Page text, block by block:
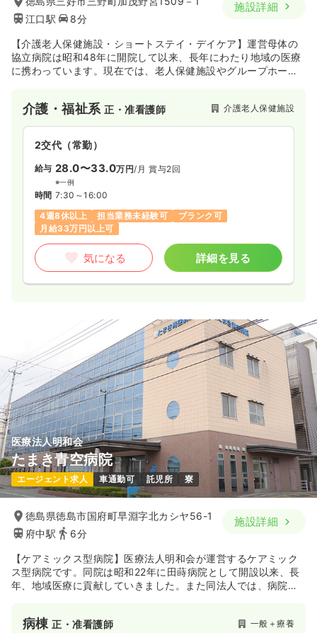
江口駅
8分
施設詳細
【介護老人保健施設・ショートステイ・デイケア】運営母体の
協立病院は昭和48年に開院して以来、長年にわたり地域の医療
に携わっています。現在では、老人保健施設やグループホーム
位置しており、紅葉温泉や金剛の滝などの豊かな自然に囲まれ
た介護老人保健施設です。
介護・福祉系正・准看護師 介護老人保健施設
2交代（常勤）
給与 28.0〜33.0万円/月 賞与2回
※一例
時間 7:30～16:00
4週8休以上
担当業務未経験可
ブランク可
月給33万円以上可
気になる 詳細を見る
医療法人明和会
たまき青空病院
エージェント求人 車通勤可 託児所 寮
徳島県徳島市国府町早淵字北カシヤ56-1
府中駅
6分
施設詳細
【ケアミックス型病院】医療法人明和会が運営するケアミック
ス型病院です。同院は昭和22年に田蒔病院として開設以来、長
年、地域医療に貢献していきました。また同法人では、病院・
開し、地域の方々の健康・暮らしを支えています。
病棟正・准看護師 一般＋療養